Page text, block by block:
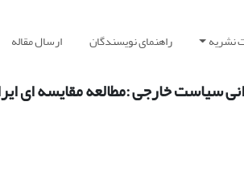
نشریه راهنمای نویسندگان ارسال مقاله
سیاست خارجی :مطالعه مقایسه ای